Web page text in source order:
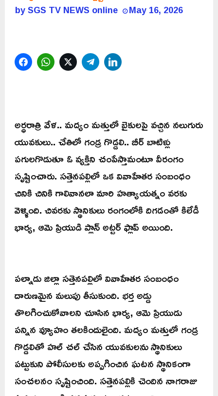
bySGS TV NEWS online May 16, 2026
FacebookWhatsAppTwitterTelegram
అర్ధరాత్రి వేళ.. మద్యం మత్తులో బైకులపై వచ్చిన నలుగురు
యువకులు.. చేతిలో గండ్ర గొడ్డలి.. బీర్ బాటిళ్లు
పగులగొడుతూ ఓ వ్యక్తిని చంపేస్తామంటూ వీరంగం
సృష్టించారు. సత్తెనపల్లిలో ఒక వివాహేతర సంబంధం
చినికి చినికి గాలివానలా మారి హత్యాయత్నం వరకు
వెళ్ళింది. చివరకు స్థానికులు రంగంలోకి దిగడంతో కిలేడీ
భార్య, ఆమె ప్రియుడి ప్లాన్ అట్టర్ ఫ్లాప్ అయింది.
పల్నాడు జిల్లా సత్తెనపల్లిలో వివాహేతర సంబంధం
దారుణమైన మలుపు తీసుకుంది. భర్త అడ్డు
తొలగించుకోవాలని చూసిన భార్య, ఆమె ప్రియుడు
పన్నిన వ్యూహం తలకిందులైంది. మద్యం మత్తులో గండ్ర
గొడ్డలితో హల్ చల్ చేసిన యువకులను స్థానికులు
పట్టుకుని పోలీసులకు అప్పగించిన ఘటన స్థానికంగా
సంచలనం సృష్టించింది. సత్తెనపల్లికి చెందిన నాగరాజు